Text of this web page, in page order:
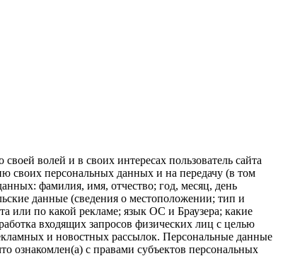
волей и в своих интересах пользователь сайта
своих персональных данных и на передачу (в том
фамилия, имя, отчество; год, месяц, день
данные (сведения о местоположении; тип и
или по какой рекламе; язык ОС и Браузера; какие
входящих запросов физических лиц с целью
и новостных рассылок. Персональные данные
ознакомлен(а) с правами субъектов персональных